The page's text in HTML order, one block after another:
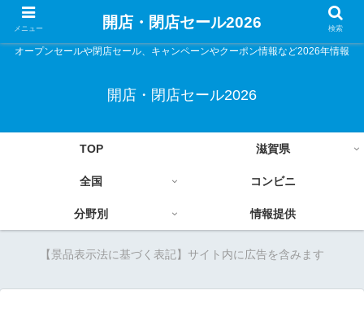
オープンセールや閉店セール、キャンペーンやクーポン情報など2026年情報
開店・閉店セール2026
TOP 滋賀県
全国 コンビニ
分野別 情報提供
【景品表示法に基づく表記】サイト内に広告を含みます
メニュー 開店・閉店セール2026 検索